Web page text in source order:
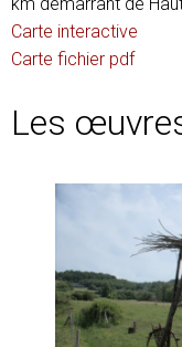
Carte interactive
Carte fichier pdf
Les